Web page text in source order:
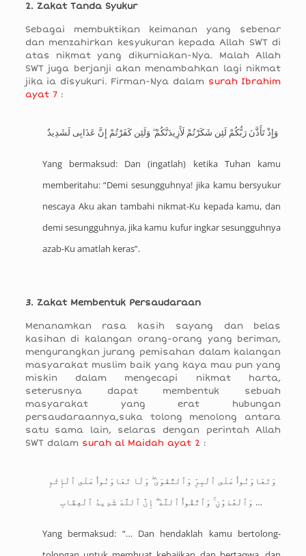
2. Zakat Tanda Syukur
Sebagai membuktikan keimanan yang sebenar
dan menzahirkan kesyukuran kepada Allah SWT di
atas nikmat yang dikurniakan-Nya. Malah Allah
SWT juga berjanji akan menambahkan lagi nikmat
jika ia disyukuri. Firman-Nya dalam surah Ibrahim
ayat 7:
وَإِذْ تَأَذَّنَ رَبُّكُمْ لَئِن شَكَرْتُمْ لَأَزِيدَنَّكُمْ ۖ وَلَئِن كَفَرْتُمْ إِنَّ عَذَابِى لَشَدِيدٌ
Yang bermaksud: Dan (ingatlah) ketika Tuhan kamu
memberitahu: “Demi sesungguhnya! jika kamu bersyukur
nescaya Aku akan tambahi nikmat-Ku kepada kamu, dan
demi sesungguhnya, jika kamu kufur ingkar sesungguhnya
azab-Ku amatlah keras”.
3. Zakat Membentuk Persaudaraan
Menanamkan rasa kasih sayang dan belas
kasihan di kalangan orang-orang yang beriman,
mengurangkan jurang pemisahan dalam kalangan
masyarakat muslim baik yang kaya mau pun yang
miskin dalam mengecapi nikmat harta,
seterusnya dapat membentuk sebuah
masyarakat yang erat hubungan
persaudaraannya,suka tolong menolong antara
satu sama lain, selaras dengan perintah Allah
SWT dalam surah al Maidah ayat 2 :
وَٱلْعُدْوَٰنِ ۚ وَٱتَّقُوا۟ ٱللَّهَ ۖ إِنَّ ٱللَّهَ شَدِيدُ ٱلْعِقَابِ …
Yang bermaksud: “… Dan hendaklah kamu bertolong-